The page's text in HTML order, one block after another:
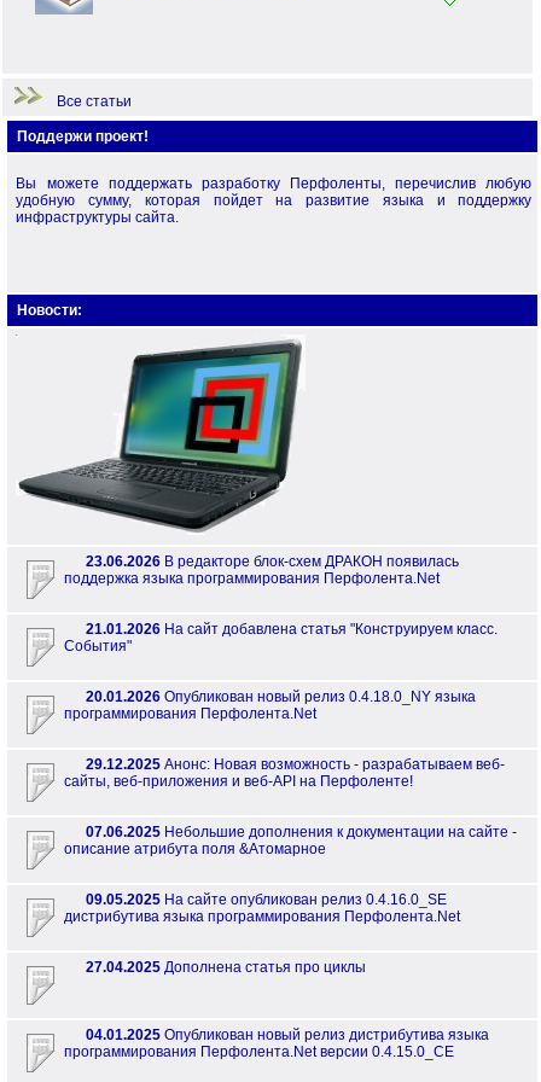
Примеры по языку Перфо
Все статьи
Поддержи проект!
Вы можете поддержать разработку Перфоленты, перечислив любую
удобную сумму, которая пойдет на развитие языка и поддержку
инфраструктуры сайта.
Новости:
23.06.2026 В редакторе блок-схем ДРАКОН появилась
поддержка языка программирования Перфолента.Net
21.01.2026 На сайт добавлена статья "Конструируем класс.
События"
20.01.2026 Опубликован новый релиз 0.4.18.0_NY языка
программирования Перфолента.Net
29.12.2025 Анонс: Новая возможность - разрабатываем веб-
сайты, веб-приложения и веб-API на Перфоленте!
07.06.2025 Небольшие дополнения к документации на сайте -
описание атрибута поля &Атомарное
09.05.2025 На сайте опубликован релиз 0.4.16.0_SE
дистрибутива языка программирования Перфолента.Net
27.04.2025 Дополнена статья про циклы
04.01.2025 Опубликован новый релиз дистрибутива языка
программирования Перфолента.Net версии 0.4.15.0_CE